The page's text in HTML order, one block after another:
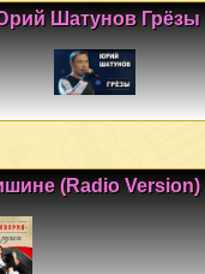
Шатунов Грёзы
(Radio Version)